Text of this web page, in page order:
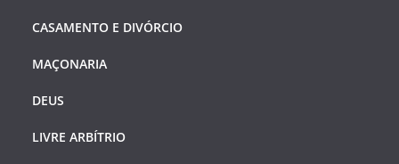
CASAMENTO E DIVÓRCIO
MAÇONARIA
DEUS
LIVRE ARBÍTRIO